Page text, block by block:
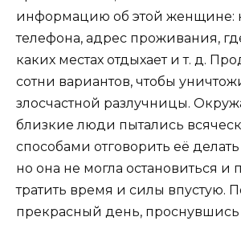
информацию об этой женщине:
телефона, адрес проживания,
каких местах отдыхает и т. д.
сотни вариантов, чтобы
злосчастной разлучницы.
близкие люди пытались
способами отговорить её делать
но она не могла остановиться и
тратить время и силы впустую.
прекрасный день, проснувшись